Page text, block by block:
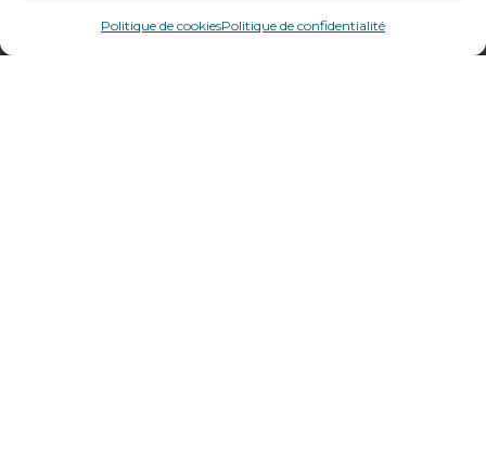
Politique de cookiesPolitique de confidentialité
Villefranche sur Saône